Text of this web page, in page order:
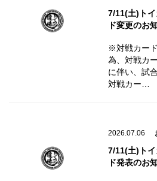
7/11(土)ト
ド変更のお
※対戦カー
為、対戦カ
に伴い、試
対戦カー…
2026.07.06
7/11(土)ト
ド発表のお